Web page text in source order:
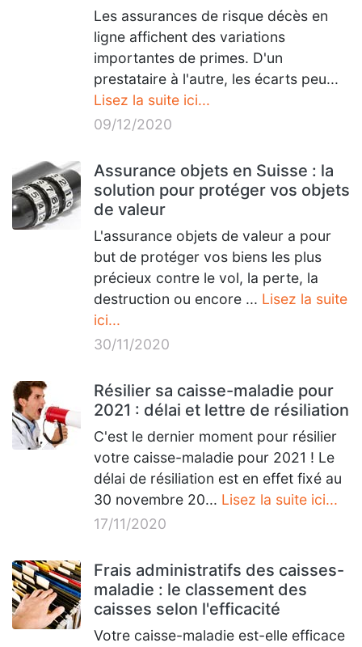
Les assurances de risque décès en
ligne affichent des variations
importantes de primes. D'un
prestataire à l'autre, les écarts peu...
Lisez la suite ici...
09/12/2020
Assurance objets en Suisse : la
solution pour protéger vos objets
de valeur
L'assurance objets de valeur a pour
but de protéger vos biens les plus
précieux contre le vol, la perte, la
destruction ou encore ... Lisez la suite
ici...
30/11/2020
Résilier sa caisse-maladie pour
2021 : délai et lettre de résiliation
C'est le dernier moment pour résilier
votre caisse-maladie pour 2021 ! Le
délai de résiliation est en effet fixé au
30 novembre 20... Lisez la suite ici...
17/11/2020
Frais administratifs des caisses-
maladie : le classement des
caisses selon l'efficacité
Votre caisse-maladie est-elle efficace